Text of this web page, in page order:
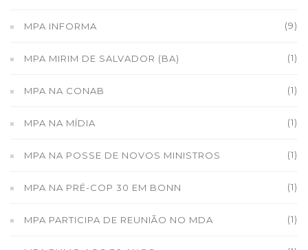
MPA INFORMA (9)
MPA MIRIM DE SALVADOR (BA) (1)
MPA NA CONAB (1)
MPA NA MÍDIA (1)
MPA NA POSSE DE NOVOS MINISTROS (1)
MPA NA PRÉ-COP 30 EM BONN (1)
MPA PARTICIPA DE REUNIÃO NO MDA (1)